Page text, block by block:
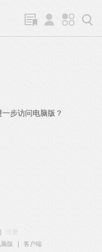
步访问电脑版？
注册
版
客户端